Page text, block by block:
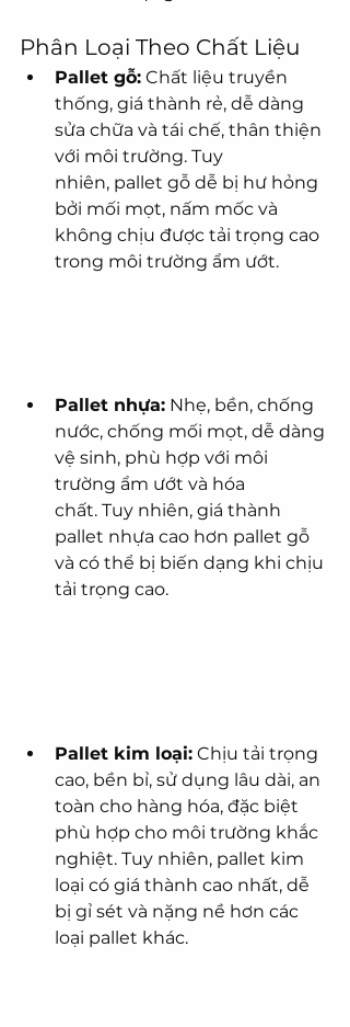
Phân Loại Theo Chất Liệu
Pallet gỗ: Chất liệu truyền
thống, giá thành rẻ, dễ dàng
sửa chữa và tái chế, thân thiện
với môi trường. Tuy
nhiên, pallet gỗ dễ bị hư hỏng
bởi mối mọt, nấm mốc và
không chịu được tải trọng cao
trong môi trường ẩm ướt.
Pallet nhựa: Nhẹ, bền, chống
nước, chống mối mọt, dễ dàng
vệ sinh, phù hợp với môi
trường ẩm ướt và hóa
chất. Tuy nhiên, giá thành
pallet nhựa cao hơn pallet gỗ
và có thể bị biến dạng khi chịu
tải trọng cao.
Pallet kim loại: Chịu tải trọng
cao, bền bỉ, sử dụng lâu dài, an
toàn cho hàng hóa, đặc biệt
phù hợp cho môi trường khắc
nghiệt. Tuy nhiên, pallet kim
loại có giá thành cao nhất, dễ
bị gỉ sét và nặng nề hơn các
loại pallet khác.